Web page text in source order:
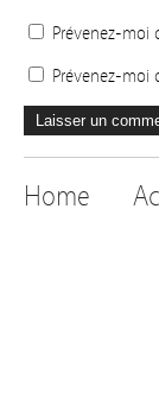
Prévenez-moi
Prévenez-moi
Home